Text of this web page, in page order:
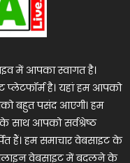
में आपका स्वागत है।
है। यहां हम आपको
बहुत पसंद आएगी। हम
साथ आपको सर्वश्रेष्ठ
हैं। हम समाचार वेबसाइट के
वेबसाइट में बदलने के